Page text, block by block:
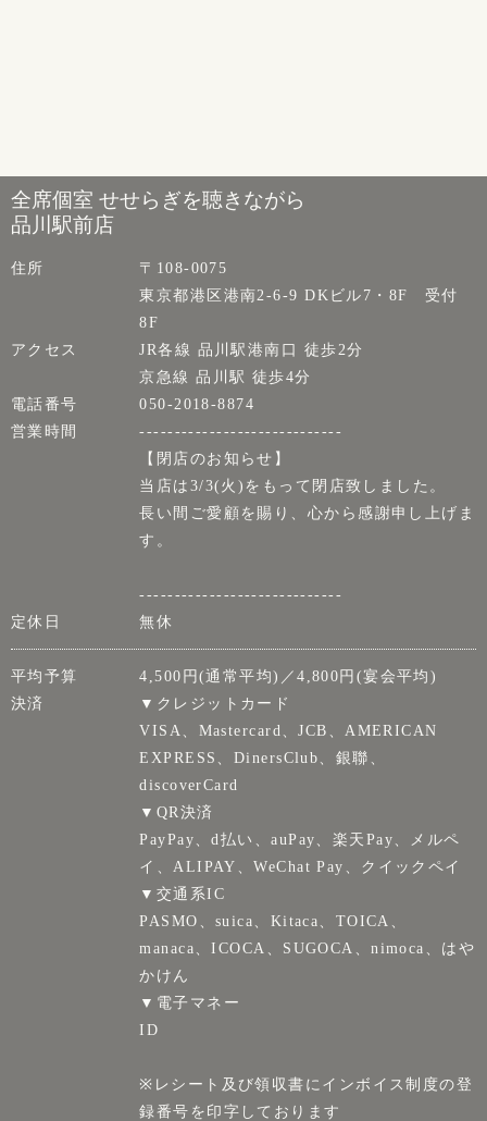
全席個室 せせらぎを聴きながら
品川駅前店
住所
〒108-0075
東京都港区港南2-6-9 DKビル7・8F 受付
8F
アクセス
JR各線 品川駅港南口 徒歩2分
京急線 品川駅 徒歩4分
電話番号
050-2018-8874
営業時間
-----------------------------
【閉店のお知らせ】
当店は3/3(火)をもって閉店致しました。
長い間ご愛顧を賜り、心から感謝申し上げま
す。
-----------------------------
定休日
無休
平均予算
4,500円(通常平均)／4,800円(宴会平均)
決済
▼クレジットカード
VISA、Mastercard、JCB、AMERICAN
EXPRESS、DinersClub、銀聯、
discoverCard
▼QR決済
PayPay、d払い、auPay、楽天Pay、メルペ
イ、ALIPAY、WeChat Pay、クイックペイ
▼交通系IC
PASMO、suica、Kitaca、TOICA、
manaca、ICOCA、SUGOCA、nimoca、はや
かけん
▼電子マネー
ID
※レシート及び領収書にインボイス制度の登
録番号を印字しております